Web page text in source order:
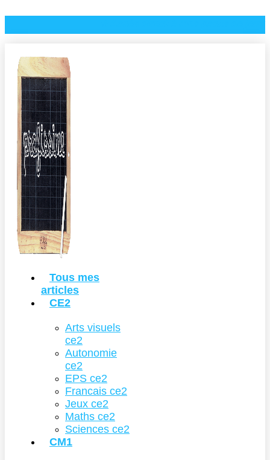
Tous mes
articles
CE2
Arts visuels
ce2
Autonomie
ce2
EPS ce2
Francais ce2
Jeux ce2
Maths ce2
Sciences ce2
CM1